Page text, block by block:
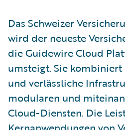
Das Schweizer
wird der neueste
die Guidewire Cloud
umsteigt. Sie
und verlässliche
modularen und
Cloud-Diensten. Die